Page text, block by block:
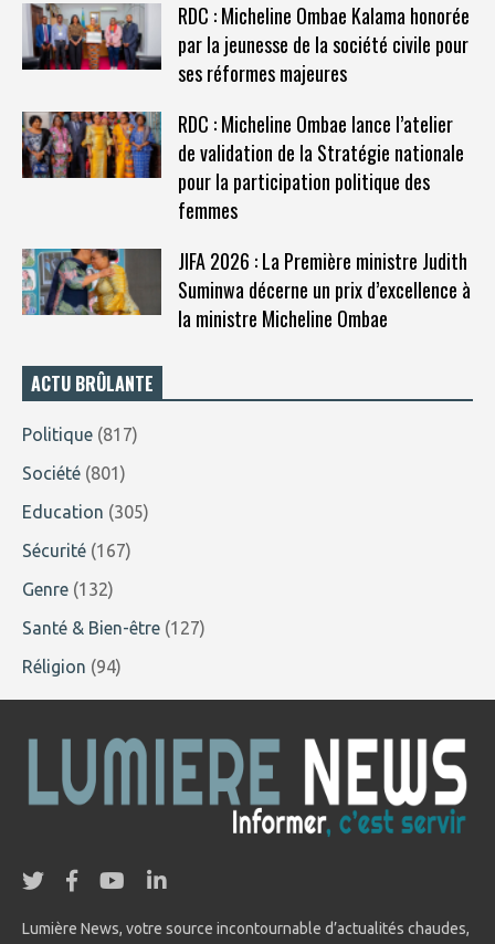
RDC : Micheline Ombae Kalama honorée
par la jeunesse de la société civile pour
ses réformes majeures
RDC : Micheline Ombae lance l’atelier
de validation de la Stratégie nationale
pour la participation politique des
femmes
JIFA 2026 : La Première ministre Judith
Suminwa décerne un prix d’excellence à
la ministre Micheline Ombae
ACTU BRÛLANTE
Politique (817)
Société (801)
Education (305)
Sécurité (167)
Genre (132)
Santé & Bien-être (127)
Réligion (94)
Lumière News, votre source incontournable d’actualités chaudes,